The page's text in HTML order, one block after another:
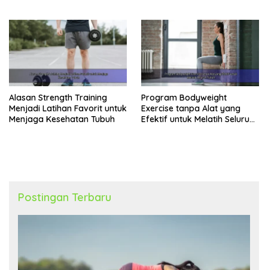
Alasan Strength Training
Menjadi Latihan Favorit untuk
Menjaga Kesehatan Tubuh
Program Bodyweight
Exercise tanpa Alat yang
Efektif untuk Melatih Seluruh
Postingan Terbaru